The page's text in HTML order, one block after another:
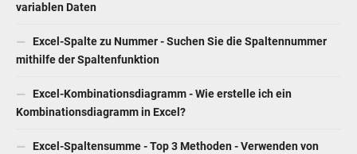
variablen Daten
Excel-Spalte zu Nummer - Suchen Sie die Spaltennummer
mithilfe der Spaltenfunktion
Excel-Kombinationsdiagramm - Wie erstelle ich ein
Kombinationsdiagramm in Excel?
Excel-Spaltensumme - Top 3 Methoden - Verwenden von